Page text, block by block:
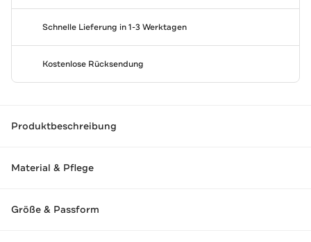
Schnelle Lieferung in 1-3 Werktagen
Kostenlose Rücksendung
Produktbeschreibung
Material & Pflege
Größe & Passform